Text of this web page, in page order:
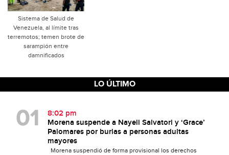
Sistema de Salud de
Venezuela, al límite tras
terremotos; temen brote de
sarampión entre
damnificados
LO ÚLTIMO
8:02 pm
Morena suspende a Nayeli Salvatori y ‘Grace’
Palomares por burlas a personas adultas
mayores
Morena suspendió de forma provisional los derechos